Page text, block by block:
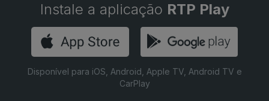
Instale a aplicação RTP Play
Disponível para iOS, Android, Apple TV, Android TV e
CarPlay